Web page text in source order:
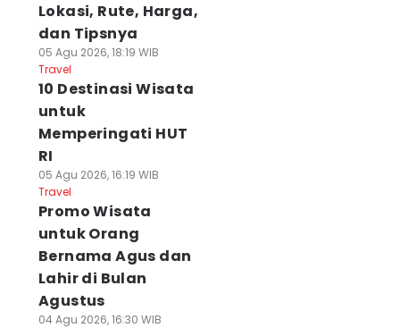
Lokasi, Rute, Harga,
dan Tipsnya
05 Agu 2026, 18:19 WIB
Travel
10 Destinasi Wisata
untuk
Memperingati HUT
RI
05 Agu 2026, 16:19 WIB
Travel
Promo Wisata
untuk Orang
Bernama Agus dan
Lahir di Bulan
Agustus
04 Agu 2026, 16:30 WIB